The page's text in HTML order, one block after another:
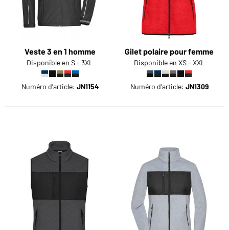
Veste 3 en 1 homme
Disponible en S - 3XL
Numéro d'article: JN1154
Gilet polaire pour femme
Disponible en XS - XXL
Numéro d'article: JN1309